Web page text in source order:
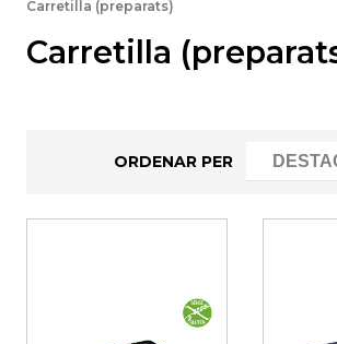
Carretilla (preparats)
Carretilla
ORDENAR PER